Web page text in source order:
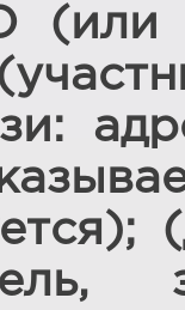
(или